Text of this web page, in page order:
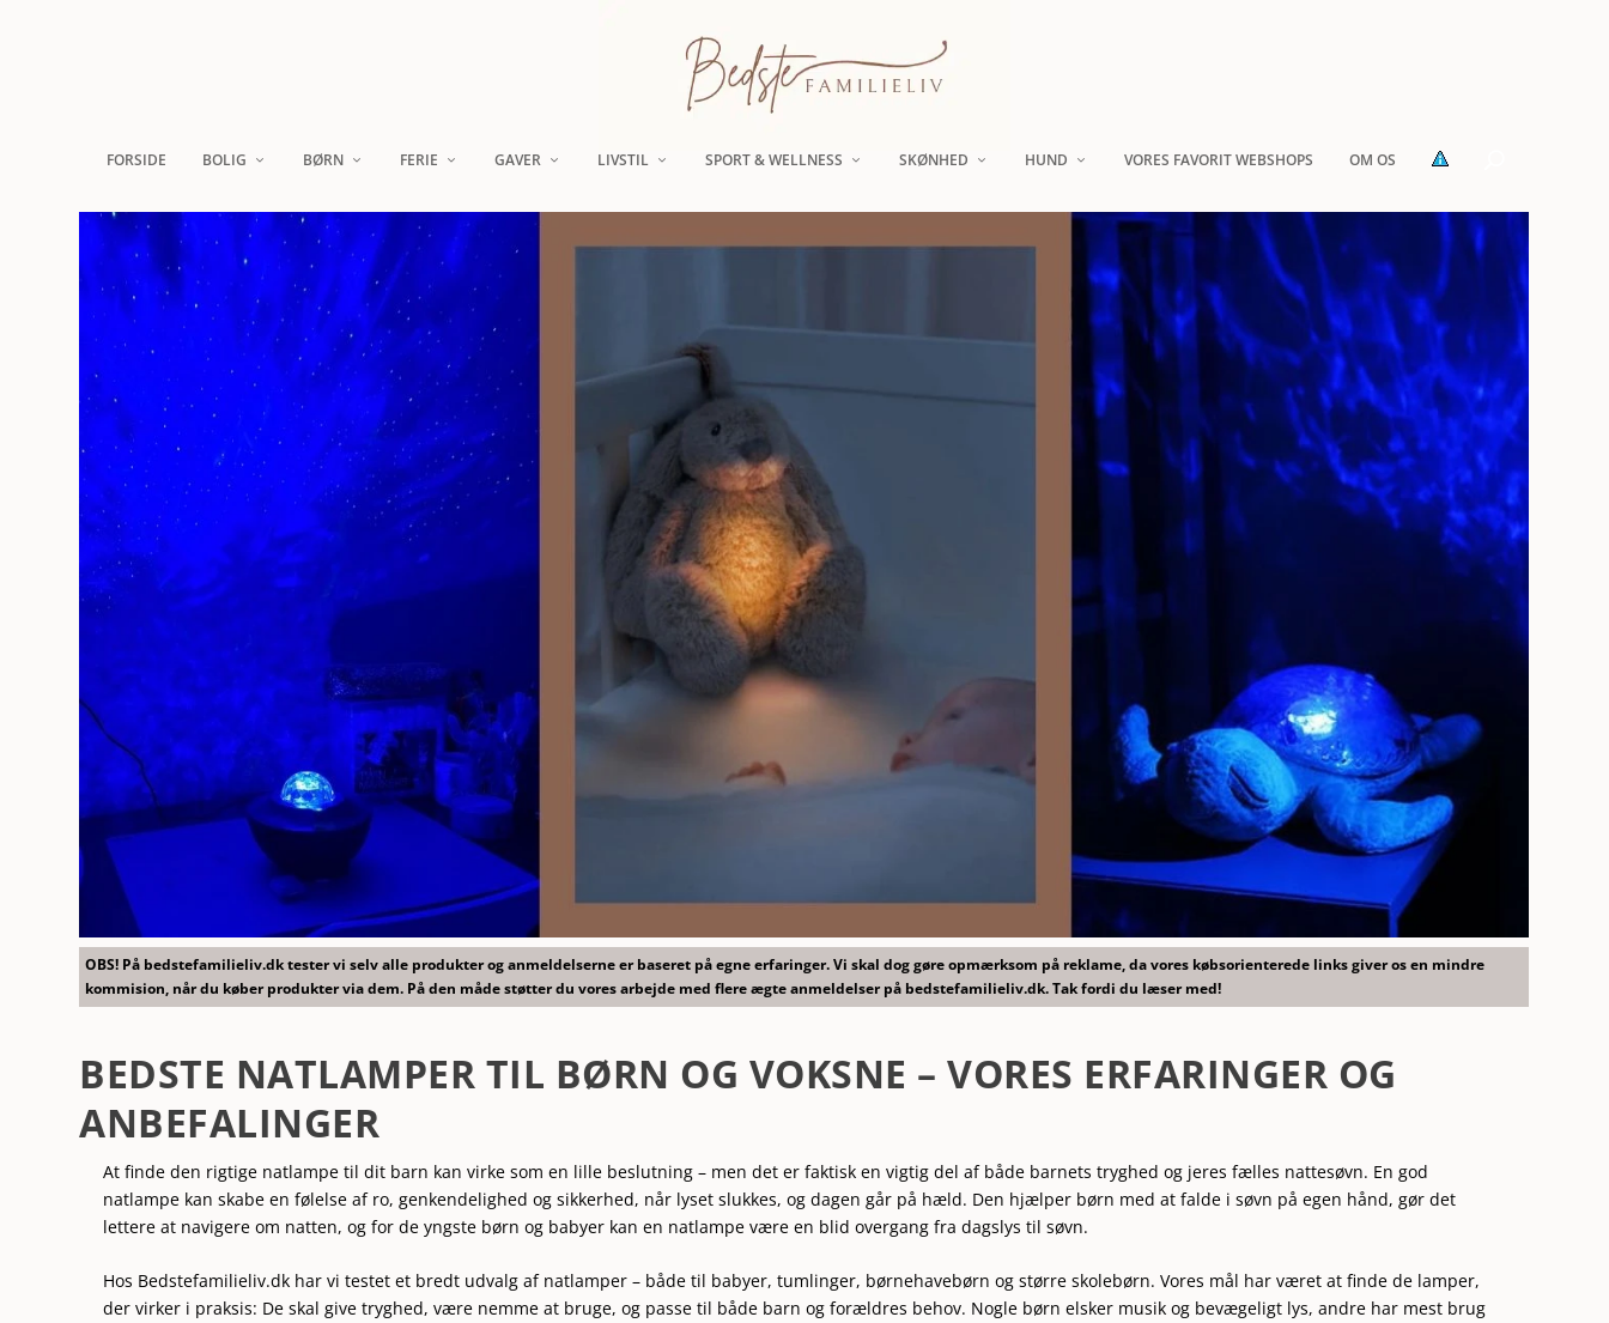
FORSIDE BOLIG BØRN FERIE GAVER LIVSTIL SPORT & WELLNESS SKØNHED HUND VORES FAVORIT WEBSHOPS OM OS
OBS! På bedstefamilieliv.dk tester vi selv alle produkter og anmeldelserne er baseret på egne erfaringer. Vi skal dog gøre opmærksom på reklame, da vores købsorienterede links giver os en mindre
kommision, når du køber produkter via dem. På den måde støtter du vores arbejde med flere ægte anmeldelser på bedstefamilieliv.dk. Tak fordi du læser med!
BEDSTE NATLAMPER TIL BØRN OG VOKSNE – VORES ERFARINGER OG
ANBEFALINGER
At finde den rigtige natlampe til dit barn kan virke som en lille beslutning – men det er faktisk en vigtig del af både barnets tryghed og jeres fælles nattesøvn. En god
natlampe kan skabe en følelse af ro, genkendelighed og sikkerhed, når lyset slukkes, og dagen går på hæld. Den hjælper børn med at falde i søvn på egen hånd, gør det
lettere at navigere om natten, og for de yngste børn og babyer kan en natlampe være en blid overgang fra dagslys til søvn.
Hos Bedstefamilieliv.dk har vi testet et bredt udvalg af natlamper – både til babyer, tumlinger, børnehavebørn og større skolebørn. Vores mål har været at finde de lamper,
der virker i praksis: De skal give tryghed, være nemme at bruge, og passe til både barn og forældres behov. Nogle børn elsker musik og bevægeligt lys, andre har mest brug